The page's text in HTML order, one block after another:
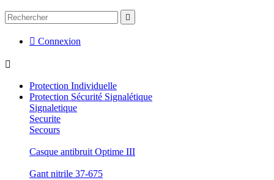

 Connexion

Protection Individuelle
Protection Sécurité Signalétique
Signaletique
Securite
Secours
Casque antibruit Optime III
Gant nitrile 37-675